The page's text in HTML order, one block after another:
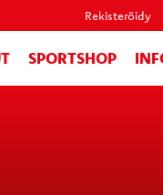
Rekisteröidy
SPORTSHOP